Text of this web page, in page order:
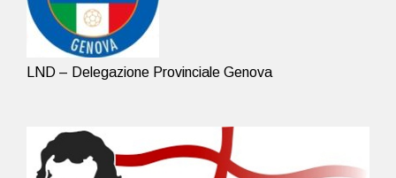
LND – Delegazione Provinciale Genova